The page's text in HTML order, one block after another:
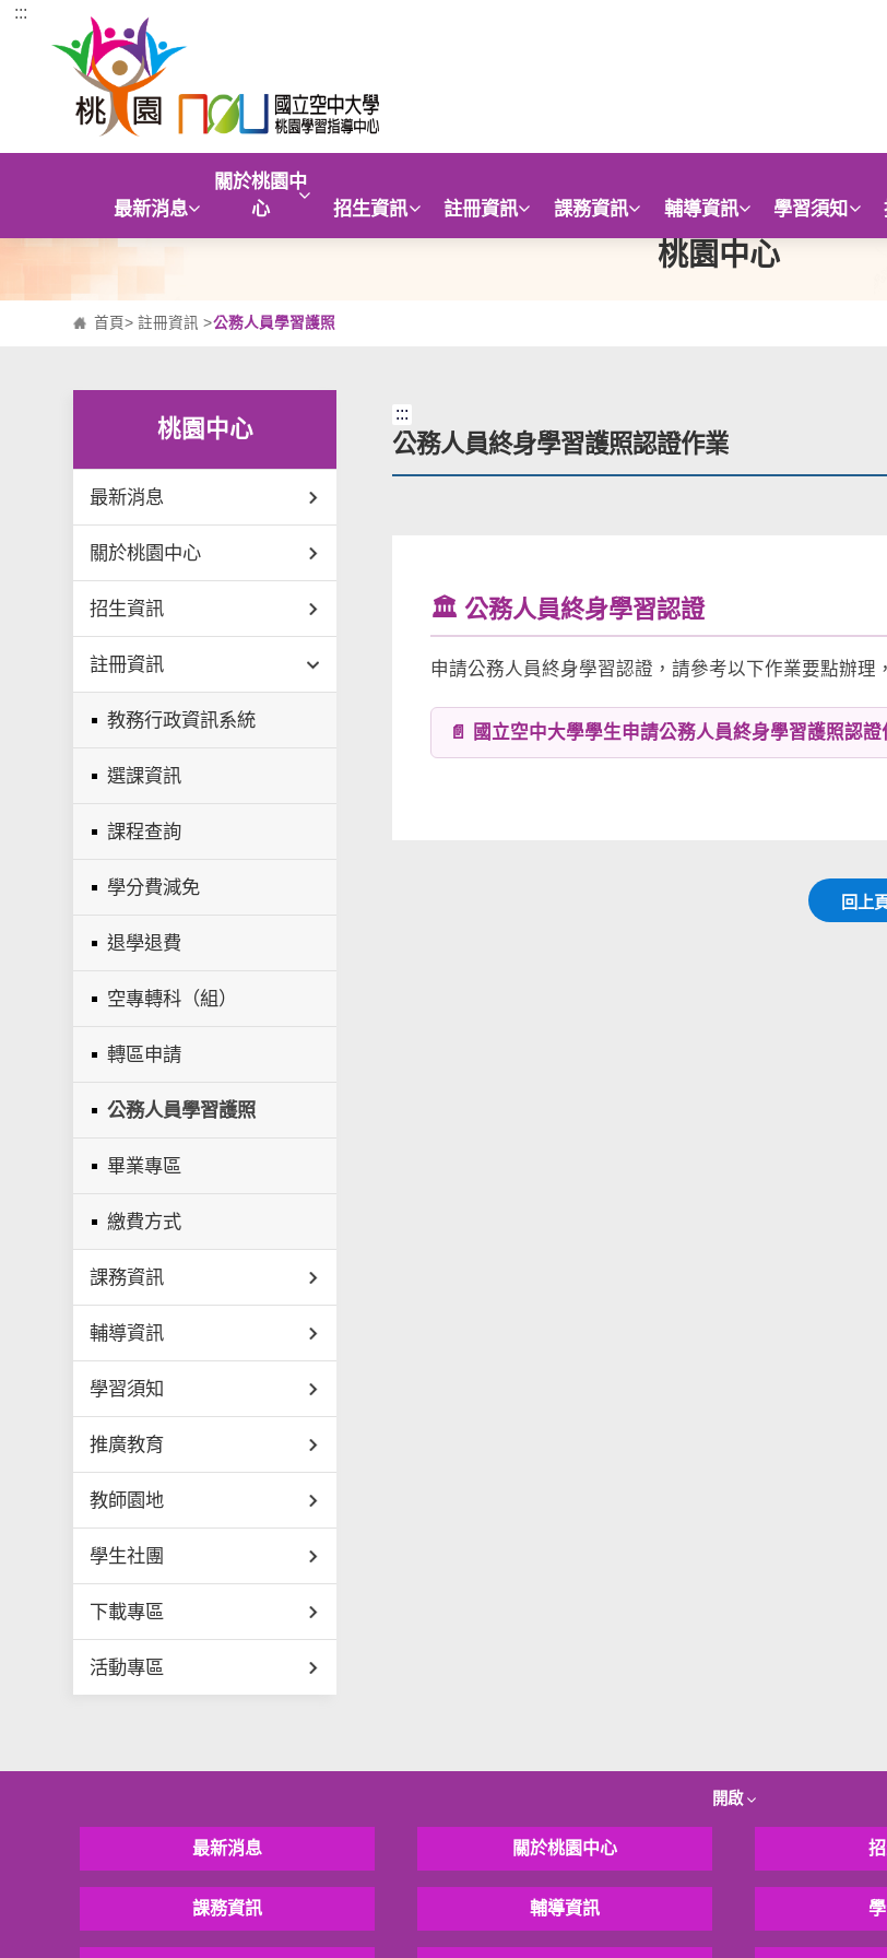
跳到主要內容區塊
:::
最新消息
關於桃園中
心
招生資訊 註冊資訊 課務資訊 輔導資訊 學習須知
桃園中心
首頁>註冊資訊 >公務人員學習護照
桃園中心
最新消息
關於桃園中心
招生資訊
註冊資訊
教務行政資訊系統
選課資訊
課程查詢
學分費減免
退學退費
空專轉科（組）
轉區申請
公務人員學習護照
畢業專區
繳費方式
課務資訊
輔導資訊
學習須知
推廣教育
教師園地
學生社團
下載專區
活動專區
:::
公務人員終身學習護照認證作業
🏛️ 公務人員終身學習認證
申請公務人員終身學習認證，請參考以下作業要點辦理
📄 國立空中大學學生申請公務人員終身學習護照認
回上
開啟
最新消息 關於桃園中心
課務資訊 輔導資訊